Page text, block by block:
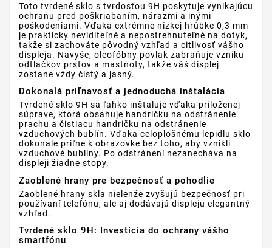
Toto tvrdené sklo s tvrdosťou 9H poskytuje vynikajúcu
ochranu pred poškriabaním, nárazmi a inými
poškodeniami. Vďaka extrémne nízkej hrúbke 0,3 mm
je prakticky neviditeľné a nepostrehnuteľné na dotyk,
takže si zachováte pôvodný vzhľad a citlivosť vášho
displeja. Navyše, oleofóbny povlak zabraňuje vzniku
odtlačkov prstov a mastnoty, takže váš displej
zostane vždy čistý a jasný.
Dokonalá priľnavosť a jednoduchá inštalácia
Tvrdené sklo 9H sa ľahko inštaluje vďaka priloženej
súprave, ktorá obsahuje handričku na odstránenie
prachu a čistiacu handričku na odstránenie
vzduchových bublín. Vďaka celoplošnému lepidlu sklo
dokonale priľne k obrazovke bez toho, aby vznikli
vzduchové bubliny. Po odstránení nezanecháva na
displeji žiadne stopy.
Zaoblené hrany pre bezpečnosť a pohodlie
Zaoblené hrany skla nielenže zvyšujú bezpečnosť pri
používaní telefónu, ale aj dodávajú displeju elegantný
vzhľad.
Tvrdené sklo 9H: Investícia do ochrany vášho
smartfónu